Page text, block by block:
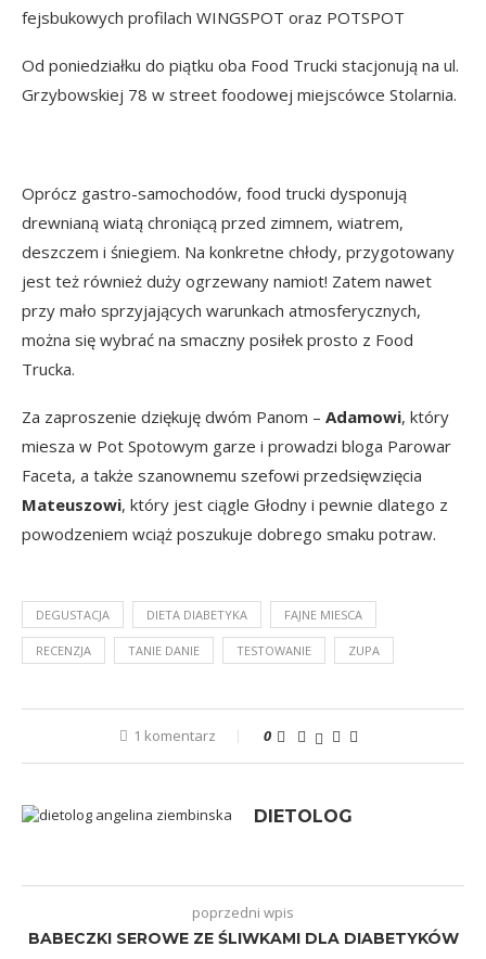
fejsbukowych profilach WINGSPOT oraz POTSPOT
Od poniedziałku do piątku oba Food Trucki stacjonują na ul.
Grzybowskiej 78 w street foodowej miejscówce Stolarnia.
Oprócz gastro-samochodów, food trucki dysponują
drewnianą wiatą chroniącą przed zimnem, wiatrem,
deszczem i śniegiem. Na konkretne chłody, przygotowany
jest też również duży ogrzewany namiot! Zatem nawet
przy mało sprzyjających warunkach atmosferycznych,
można się wybrać na smaczny posiłek prosto z Food
Trucka.
Za zaproszenie dziękuję dwóm Panom – Adamowi, który
miesza w Pot Spotowym garze i prowadzi bloga Parowar
Faceta, a także szanownemu szefowi przedsięwzięcia
Mateuszowi, który jest ciągle Głodny i pewnie dlatego z
powodzeniem wciąż poszukuje dobrego smaku potraw.
DEGUSTACJA DIETA DIABETYKA FAJNE MIESCA
RECENZJA TANIE DANIE TESTOWANIE ZUPA
1 komentarz 0
DIETOLOG
poprzedni wpis
BABECZKI SEROWE ZE ŚLIWKAMI DLA DIABETYKÓW